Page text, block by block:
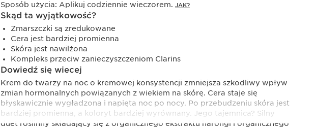
Sposób użycia: Aplikuj codziennie wieczorem. JAK?
Skąd ta wyjątkowość?
Zmarszczki są zredukowane
Cera jest bardziej promienna
Skóra jest nawilżona
Kompleks przeciw zanieczyszczeniom Clarins
Dowiedź się wiecej
Krem do twarzy na noc o kremowej konsystencji zmniejsza szkodliwy wpływ
zmian hormonalnych powiązanych z wiekiem na skórę. Cera staje się
błyskawicznie wygładzona i napięta noc po nocy. Po przebudzeniu skóra jest
bardziej promienna, a koloryt bardziej wyrównany. Jego tajemnica? Silny
duet roślinny składający się z organicznego ekstraktu harongi i organicznego